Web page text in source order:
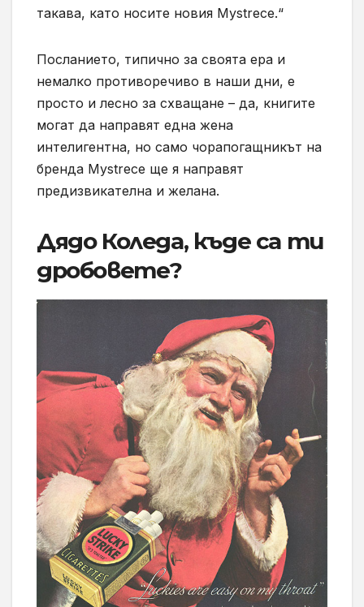
такава, като носите новия Mystrece.“
Посланието, типично за своята ера и
немалко противоречиво в наши дни, е
просто и лесно за схващане – да, книгите
могат да направят една жена
интелигентна, но само чорапогащникът на
бренда Mystrece ще я направят
предизвикателна и желана.
Дядо Коледа, къде са ти
дробовете?